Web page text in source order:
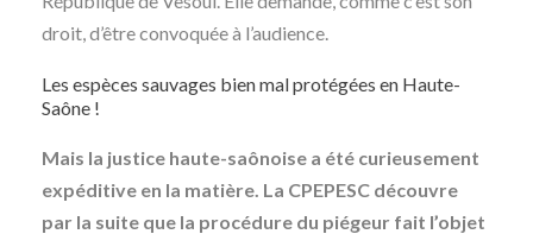
droit, d’être convoquée à l’audience.
Les espèces sauvages bien mal protégées en Haute-
Saône !
Mais la justice haute-saônoise a été curieusement
expéditive en la matière. La CPEPESC découvre
par la suite que la procédure du piégeur fait l’objet